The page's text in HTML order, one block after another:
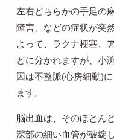
左右どちらかの手足の
障害、などの症状が突
よって、ラクナ梗塞、
どに分かれますが、小
因は不整脈(心房細動)
ます。
脳出血は、そのほとん
深部の細い血管が破綻